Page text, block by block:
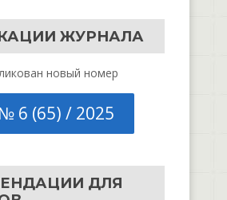
ЖУРНАЛА
новый номер
6 (65) / 2025
ДЛЯ